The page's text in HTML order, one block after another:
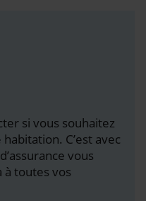
si vous souhaitez
C’est avec
vous
à toutes vos